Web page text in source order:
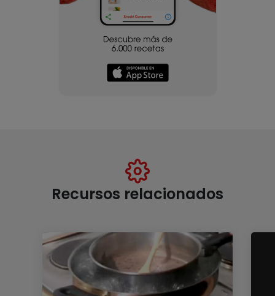
Recursos relacionados